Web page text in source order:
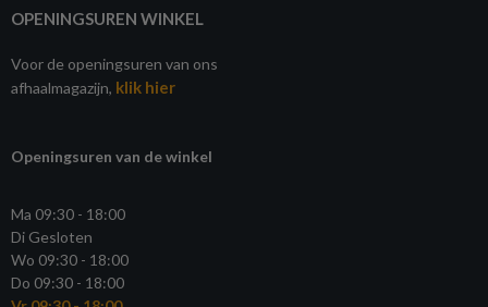
OPENINGSUREN WINKEL
Voor de openingsuren van ons
afhaalmagazijn, klik hier
Openingsuren van de winkel
Ma 09:30 - 18:00
Di Gesloten
Wo 09:30 - 18:00
Do 09:30 - 18:00